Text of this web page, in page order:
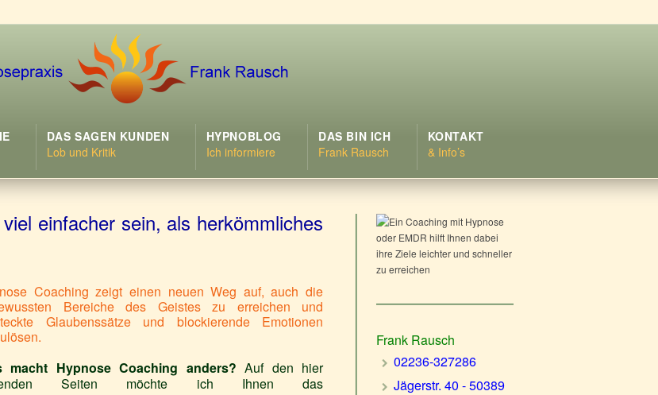
DAS SAGEN KUNDEN
Lob und Kritik
HYPNOBLOG
Ich informiere
DAS BIN ICH
Frank Rausch
KONTAKT
& Info’s
einfacher sein, als herkömmliches
Coaching zeigt einen neuen Weg auf, auch die
Bereiche des Geistes zu erreichen und
Glaubenssätze und blockierende Emotionen
macht Hypnose Coaching anders? Auf den hier
Seiten möchte ich Ihnen das
Frank Rausch
02236-327286
Jägerstr. 40 - 50389